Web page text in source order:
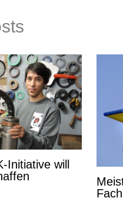
Initiative will